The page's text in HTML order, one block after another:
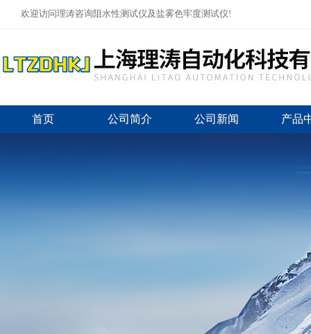
欢迎访问理涛咨询阻水性测试仪及盐雾色牢度测试仪!
首页 公司简介 公司新闻 产品